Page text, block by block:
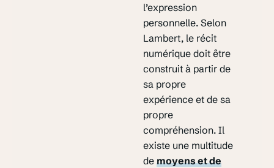
l’expression
personnelle. Selon
Lambert, le récit
numérique doit être
construit à partir de
sa propre
expérience et de sa
propre
compréhension. Il
existe une multitude
de moyens et de